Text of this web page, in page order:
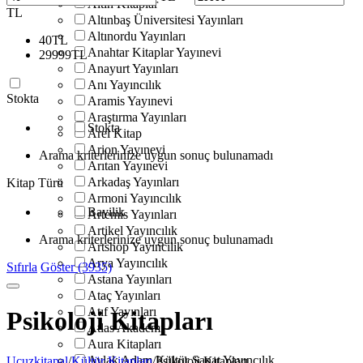
Altın Kitaplar
Altınbaş Üniversitesi Yayınları
Altınordu Yayınları
Anahtar Kitaplar Yayınevi
Anayurt Yayınları
Anı Yayıncılık
Aramis Yayınevi
Araştırma Yayınları
Arel Kitap
Arion Yayınevi
Arıtan Yayınevi
Arkadaş Yayınları
Armoni Yayıncılık
Artemis Yayınları
Artikel Yayıncılık
Artshop Yayıncılık
Arya Yayıncılık
Astana Yayınları
Ataç Yayınları
Atıf Yayınları
Atlas Akademi
Aura Kitapları
Aylak Adam Kültür Sanat Yayıncılık
TL
40TL
29999TL
Stokta
Stokta
Arama kriterlerinize uygun sonuç bulunamadı
Kitap Türü
Bayilik
Arama kriterlerinize uygun sonuç bulunamadı
Sıfırla Göster (3935)
Psikoloji Kitapları